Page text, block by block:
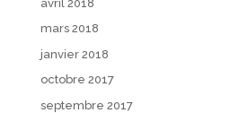
avril 2018
mars 2018
janvier 2018
octobre 2017
septembre 2017